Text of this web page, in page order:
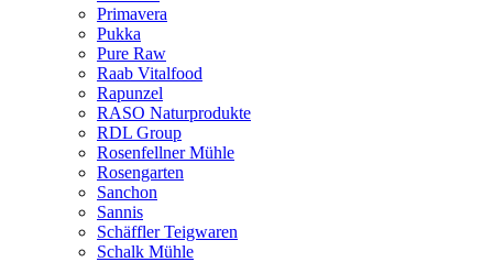
Primavera
Pukka
Pure Raw
Raab Vitalfood
Rapunzel
RASO Naturprodukte
RDL Group
Rosenfellner Mühle
Rosengarten
Sanchon
Sannis
Schäffler Teigwaren
Schalk Mühle